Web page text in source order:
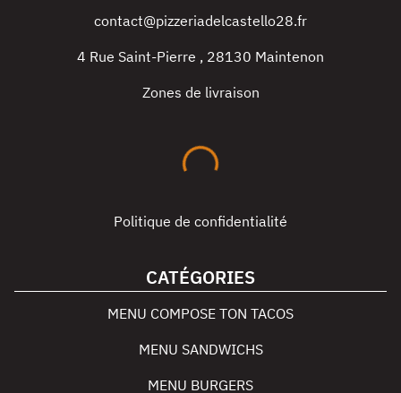
contact@pizzeriadelcastello28.fr
4 Rue Saint-Pierre , 28130 Maintenon
Zones de livraison
Politique de confidentialité
CATÉGORIES
MENU COMPOSE TON TACOS
MENU SANDWICHS
MENU BURGERS